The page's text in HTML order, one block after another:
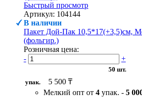
Быстрый просмотр
Артикул: 104144
В наличии
Пакет Дой-Пак 10,5*17(+3,5)см,
(фольгир.)
Розничная цена:
-
+
50 шт.
упак.
5 500 ₸
Мелкий опт от 4 упак. - 5